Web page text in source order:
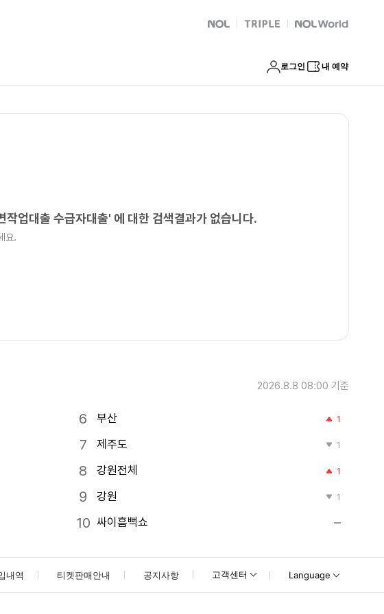
면작업대출 수급자대출 NOL 트리플 Global Interpark
로그인 내 예약
업대출 수급자대출' 에 대한 검색결과가 없습니다.
요.
2026.8.8 08:00 기준
부산 1
제주도 1
강원전체 1
강원 1
싸이흠뻑쇼
내역 티켓판매안내 공지사항 고객센터 Language